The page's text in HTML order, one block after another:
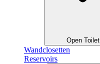
Open Toilet
Wandclosetten
Reservoirs